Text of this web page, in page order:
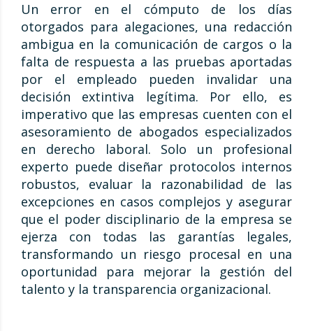
Un error en el cómputo de los días
otorgados para alegaciones, una redacción
ambigua en la comunicación de cargos o la
falta de respuesta a las pruebas aportadas
por el empleado pueden invalidar una
decisión extintiva legítima. Por ello, es
imperativo que las empresas cuenten con el
asesoramiento de abogados especializados
en derecho laboral. Solo un profesional
experto puede diseñar protocolos internos
robustos, evaluar la razonabilidad de las
excepciones en casos complejos y asegurar
que el poder disciplinario de la empresa se
ejerza con todas las garantías legales,
transformando un riesgo procesal en una
oportunidad para mejorar la gestión del
talento y la transparencia organizacional.